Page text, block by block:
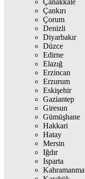
Çanakkale
Çankırı
Çorum
Denizli
Diyarbakır
Düzce
Edirne
Elazığ
Erzincan
Erzurum
Eskişehir
Gaziantep
Giresun
Gümüşhane
Hakkari
Hatay
Mersin
Iğdır
Isparta